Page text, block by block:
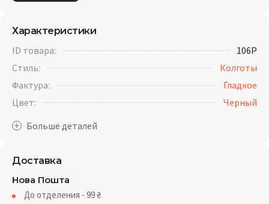
Характеристики
ID товара:
106P
Стиль:
Колготы
Фактура:
Гладкое
Цвет:
Черный
Доставка
Нова Пошта
До отделения - 99₴